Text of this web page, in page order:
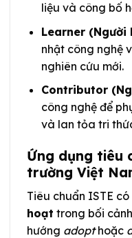
liệu và công bố
Learner (Người
nhật công nghệ
nghiên cứu mới.
Contributor
công nghệ để
và lan tỏa tri
Ứng dụng tiêu
trường Việt
Tiêu chuẩn ISTE
hoạt trong bối
hướng adopthoặc